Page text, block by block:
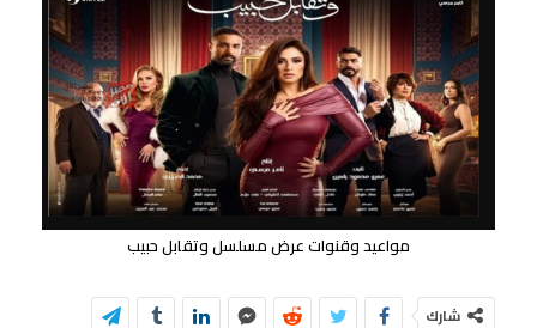
مواعيد وقنوات عرض مسلسل وتقابل حبيب
شارك